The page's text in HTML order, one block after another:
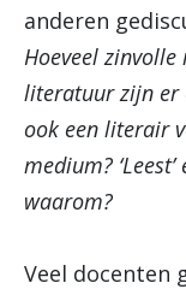
anderen
Hoeveel
literatuur zijn er
ook een literair
medium?
waarom?
Veel docenten